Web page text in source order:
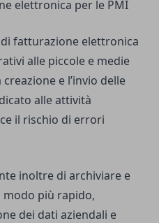
elettronica per le PMI
fatturazione elettronica
alle piccole e medie
e l’invio delle
alle attività
il rischio di errori
inoltre di archiviare e
più rapido,
dei dati aziendali e